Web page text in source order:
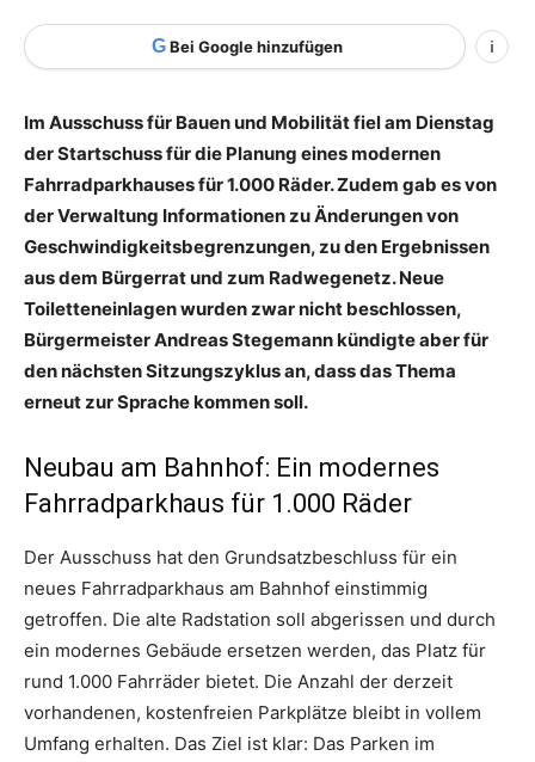
G Bei Google hinzufügen i
Im Ausschuss für Bauen und Mobilität fiel am Dienstag
der Startschuss für die Planung eines modernen
Fahrradparkhauses für 1.000 Räder. Zudem gab es von
der Verwaltung Informationen zu Änderungen von
Geschwindigkeitsbegrenzungen, zu den Ergebnissen
aus dem Bürgerrat und zum Radwegenetz. Neue
Toiletteneinlagen wurden zwar nicht beschlossen,
Bürgermeister Andreas Stegemann kündigte aber für
den nächsten Sitzungszyklus an, dass das Thema
erneut zur Sprache kommen soll.
Neubau am Bahnhof: Ein modernes
Fahrradparkhaus für 1.000 Räder
Der Ausschuss hat den Grundsatzbeschluss für ein
neues Fahrradparkhaus am Bahnhof einstimmig
getroffen. Die alte Radstation soll abgerissen und durch
ein modernes Gebäude ersetzen werden, das Platz für
rund 1.000 Fahrräder bietet. Die Anzahl der derzeit
vorhandenen, kostenfreien Parkplätze bleibt in vollem
Umfang erhalten. Das Ziel ist klar: Das Parken im